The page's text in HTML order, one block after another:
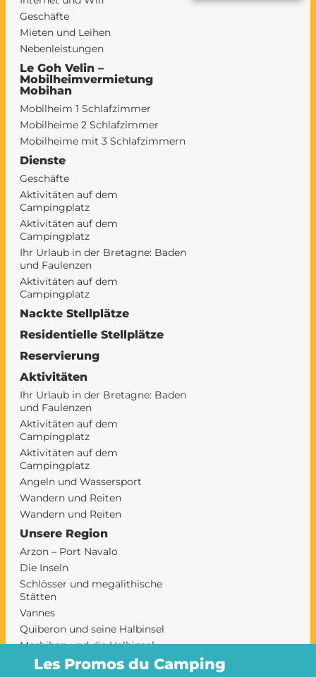
Les Promos du Camping
Geschäfte
Mieten und Leihen
Nebenleistungen
Le Goh Velin –
Mobilheimvermietung
Mobihan
Mobilheim 1 Schlafzimmer
Mobilheime 2 Schlafzimmer
Mobilheime mit 3 Schlafzimmern
Dienste
Geschäfte
Aktivitäten auf dem
Campingplatz
Aktivitäten auf dem
Campingplatz
Ihr Urlaub in der Bretagne: Baden
und Faulenzen
Aktivitäten auf dem
Campingplatz
Nackte Stellplätze
Residentielle Stellplätze
Reservierung
Aktivitäten
Ihr Urlaub in der Bretagne: Baden
und Faulenzen
Aktivitäten auf dem
Campingplatz
Aktivitäten auf dem
Campingplatz
Angeln und Wassersport
Wandern und Reiten
Wandern und Reiten
Unsere Region
Arzon – Port Navalo
Die Inseln
Schlösser und megalithische
Stätten
Vannes
Quiberon und seine Halbinsel
Morbihan und die Halbinsel
Rhuys auf einem Campingplatz
camping sarzeau